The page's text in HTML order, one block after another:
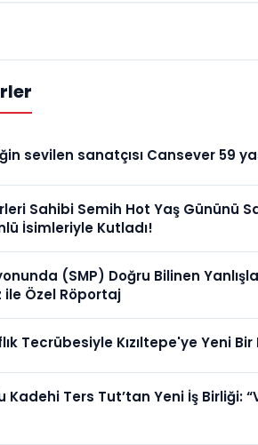
sevilen sanatçısı Cansever 59
Sahibi Semih Hot Yaş Gününü
İsimleriyle Kutladı!
(SMP) Doğru Bilinen
ile Özel Röportaj
Tecrübesiyle Kızıltepe'ye Yeni
Kadehi Ters Tut’tan Yeni İş Birliği: